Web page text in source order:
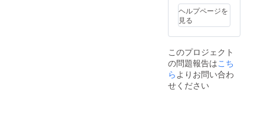
ます。
事前予
約制、
開館日
用可。
期限は
2018年
3月末ま
で。 ＜
ヘルプページを
見る
このプロジェクト
の問題報告はこち
ら よりお問い合わ
せください